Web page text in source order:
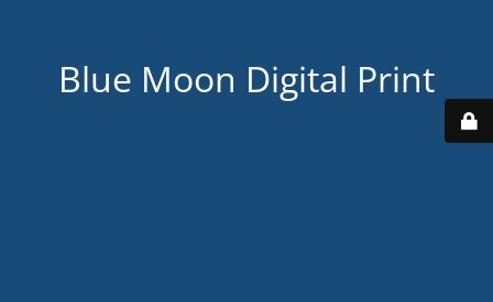
Blue Moon Digital Print